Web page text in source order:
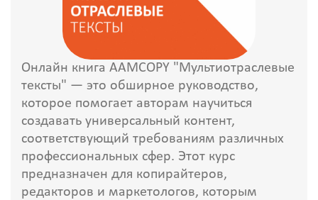
Онлайн книга AAMCOPY "Мультиотраслевые
тексты" — это обширное руководство,
которое помогает авторам научиться
создавать универсальный контент,
соответствующий требованиям различных
профессиональных сфер. Этот курс
предназначен для копирайтеров,
редакторов и маркетологов, которым